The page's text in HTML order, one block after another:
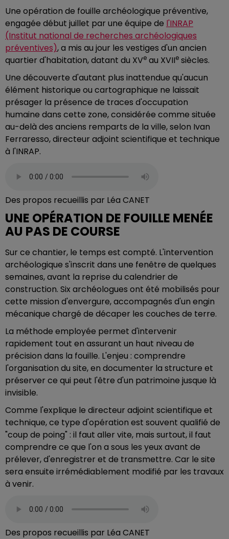
Une opération de fouille archéologique préventive,
engagée début juillet par une équipe de l'INRAP
(Institut national de recherches archéologiques
préventives), a mis au jour les vestiges d'un ancien
quartier d'habitation, datant du XVe au XVIIe siècles.
Une découverte d'autant plus inattendue qu'aucun
élément historique ou cartographique ne laissait
présager la présence de traces d'occupation
humaine dans cette zone, considérée comme située
au-delà des anciens remparts de la ville, selon Ivan
Ferraresso, directeur adjoint scientifique et technique
à l'INRAP.
Des propos recueillis par Léa CANET
UNE OPÉRATION DE FOUILLE MENÉE
AU PAS DE COURSE
Sur ce chantier, le temps est compté. L'intervention
archéologique s'inscrit dans une fenêtre de quelques
semaines, avant la reprise du calendrier de
construction. Six archéologues ont été mobilisés pour
cette mission d'envergure, accompagnés d'un engin
mécanique chargé de décaper les couches de terre.
La méthode employée permet d'intervenir
rapidement tout en assurant un haut niveau de
précision dans la fouille. L'enjeu : comprendre
l'organisation du site, en documenter la structure et
préserver ce qui peut l'être d'un patrimoine jusque là
invisible.
Comme l'explique le directeur adjoint scientifique et
technique, ce type d'opération est souvent qualifié de
"coup de poing" : il faut aller vite, mais surtout, il faut
comprendre ce que l'on a sous les yeux avant de
prélever, d'enregistrer et de transmettre. Car le site
sera ensuite irrémédiablement modifié par les travaux
à venir.
Des propos recueillis par Léa CANET